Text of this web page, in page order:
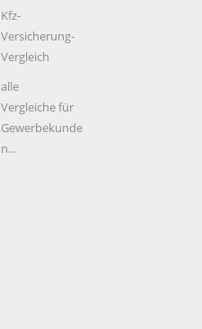
Kfz-
Versicherung-
Vergleich
alle
Vergleiche für
Gewerbekunde
n…